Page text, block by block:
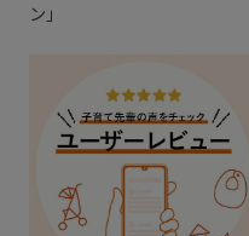
ン」